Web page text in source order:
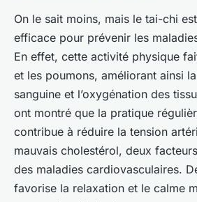
On le sait moins, mais le tai-chi
efficace pour prévenir les
En effet, cette activité physique
et les poumons, améliorant ainsi
sanguine et l’oxygénation des
ont montré que la pratique
contribue à réduire la tension
mauvais cholestérol, deux
des maladies cardiovasculaires.
favorise la relaxation et le calme